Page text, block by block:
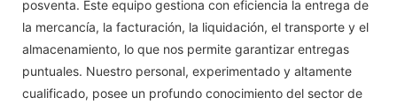
posventa. Este equipo gestiona con eficiencia la entrega de
la mercancía, la facturación, la liquidación, el transporte y el
almacenamiento, lo que nos permite garantizar entregas
puntuales. Nuestro personal, experimentado y altamente
cualificado, posee un profundo conocimiento del sector de